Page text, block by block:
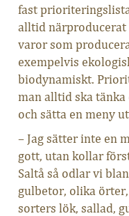
fast
alltid närproducerat
varor som
exempelvis
biodynamiskt.
man alltid ska
och sätta en meny
– Jag sätter inte en
gott, utan kollar
Saltå så odlar vi
gulbetor, olika
sorters lök, sallad,